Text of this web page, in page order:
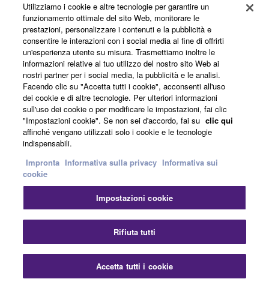
Home - Yamaha - Italia
Strumenti musicali
Strumenti a tastiera
Prodotti
Portable Keyboards
PSR-E473
Prodotti
Educazione musicale
Notizie
Utilizziamo i cookie e altre tecnologie per garantire un
funzionamento ottimale del sito Web, monitorare le
prestazioni, personalizzare i contenuti e la pubblicità e
consentire le interazioni con i social media al fine di offrirti
un'esperienza utente su misura. Trasmettiamo inoltre le
informazioni relative al tuo utilizzo del nostro sito Web ai
nostri partner per i social media, la pubblicità e le analisi.
Facendo clic su "Accetta tutti i cookie", acconsenti all'uso
dei cookie e di altre tecnologie. Per ulteriori informazioni
sull'uso dei cookie o per modificare le impostazioni, fai clic
"Impostazioni cookie". Se non sei d'accordo, fai su clic qui
affinché vengano utilizzati solo i cookie e le tecnologie
indispensabili.
Impronta Informativa sulla privacy Informativa sui
cookie
Impostazioni cookie
Rifiuta tutti
Accetta tutti i cookie